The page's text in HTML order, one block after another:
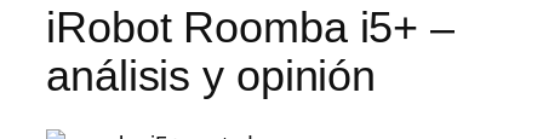
iRobot Roomba i5+ –
análisis y opinión